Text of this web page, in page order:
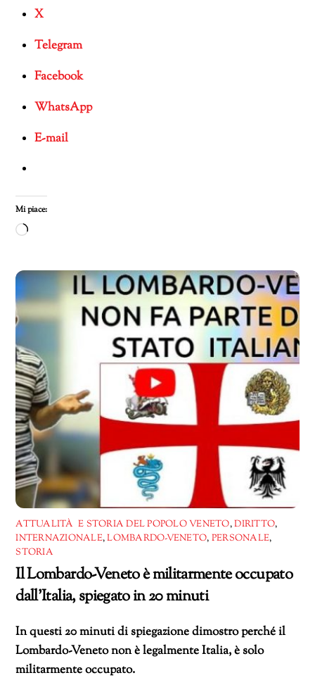
X
Telegram
Facebook
WhatsApp
E-mail
Mi piace:
Caricamento
corso…
ATTUALITÀ E STORIA DEL POPOLO VENETO,DIRITTO,
INTERNAZIONALE,LOMBARDO-VENETO, PERSONALE,
STORIA
Il Lombardo-Veneto è militarmente occupato
dall’Italia, spiegato in 20 minuti
In questi 20 minuti di spiegazione dimostro perché il
Lombardo-Veneto non è legalmente Italia, è solo
militarmente occupato.